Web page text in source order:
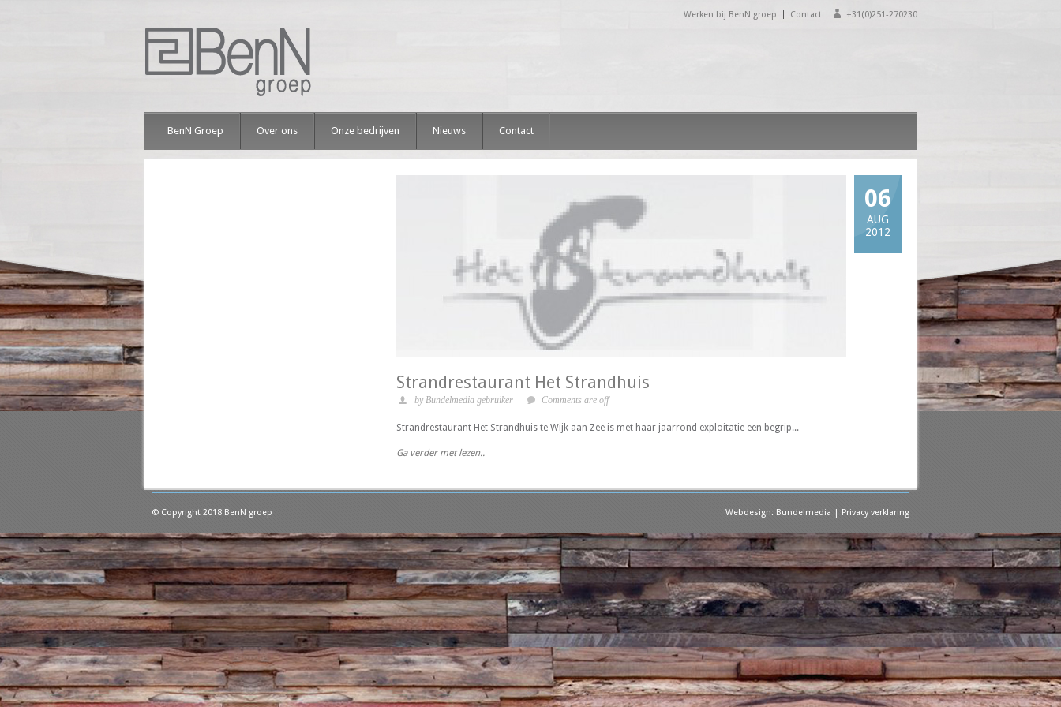
+31(0)251-270230
Werken bij BenN groep Contact
BenN Groep Over ons Onze bedrijven Nieuws Contact
06
AUG
2012
Strandrestaurant Het Strandhuis
by Bundelmedia gebruiker Comments are off
Strandrestaurant Het Strandhuis te Wijk aan Zee is met haar jaarrond exploitatie een begrip...
Ga verder met lezen..
© Copyright 2018 BenN groep Webdesign: Bundelmedia | Privacy verklaring